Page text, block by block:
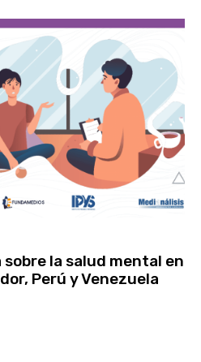
la salud mental en
Perú y Venezuela